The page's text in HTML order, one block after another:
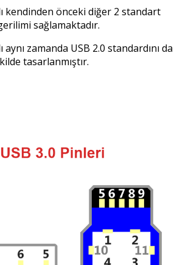
kendinden önceki diğer 2 standart
sağlamaktadır.
aynı zamanda USB 2.0 standardını da
tasarlanmıştır.